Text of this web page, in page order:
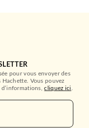
pour vous envoyer des
Vous pouvez
d’informations,cliquez ici